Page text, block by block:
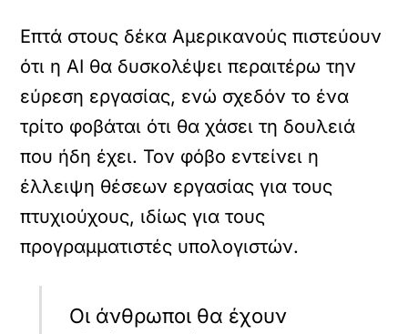
Επτά στους δέκα Αμερικανούς πιστεύουν
ότι η AI θα δυσκολέψει περαιτέρω την
εύρεση εργασίας, ενώ σχεδόν το ένα
τρίτο φοβάται ότι θα χάσει τη δουλειά
που ήδη έχει. Τον φόβο εντείνει η
έλλειψη θέσεων εργασίας για τους
πτυχιούχους, ιδίως για τους
προγραμματιστές υπολογιστών.
Οι άνθρωποι θα έχουν